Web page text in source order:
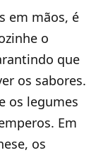
em mãos, é
o
que
os sabores.
os legumes
Em
os